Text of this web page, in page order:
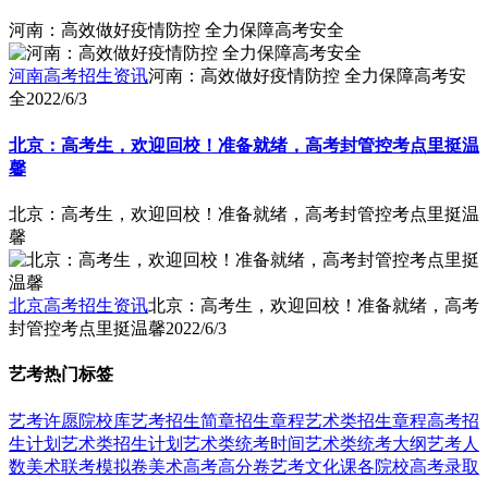
河南：高效做好疫情防控 全力保障高考安全
河南高考招生资讯河南：高效做好疫情防控 全力保障高考安
全2022/6/3
北京：高考生，欢迎回校！准备就绪，高考封管控考点里挺温
馨
北京：高考生，欢迎回校！准备就绪，高考封管控考点里挺温
馨
北京高考招生资讯北京：高考生，欢迎回校！准备就绪，高考
封管控考点里挺温馨2022/6/3
艺考热门标签
艺考许愿院校库艺考招生简章招生章程艺术类招生章程高考招
生计划 艺术类招生计划 艺术类统考时间艺术类统考大纲艺考人
数美术联考模拟卷美术高考高分卷艺考文化课各院校高考录取